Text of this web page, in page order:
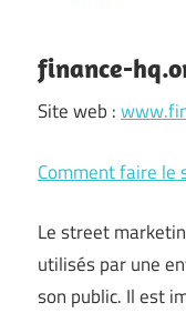
finance-
Site web :
Comment faire le
Le street
utilisés par une
son public. Il est